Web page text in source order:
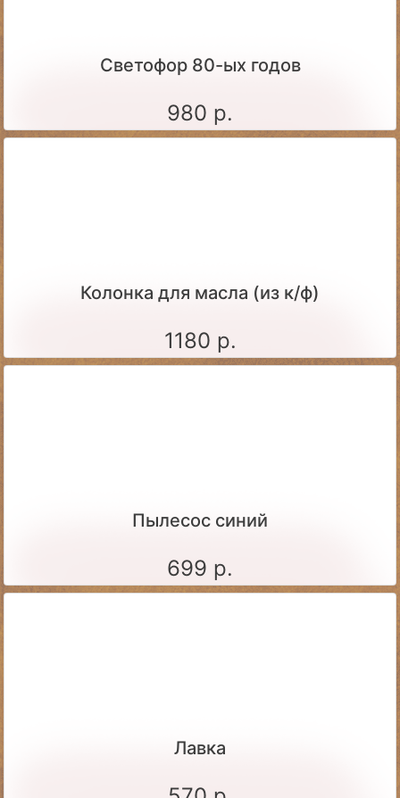
Светофор 80-ых годов
980 р.
Колонка для масла (из к/ф)
1180 р.
Пылесос синий
699 р.
Лавка